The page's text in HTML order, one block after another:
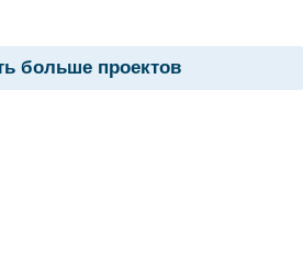
больше проектов